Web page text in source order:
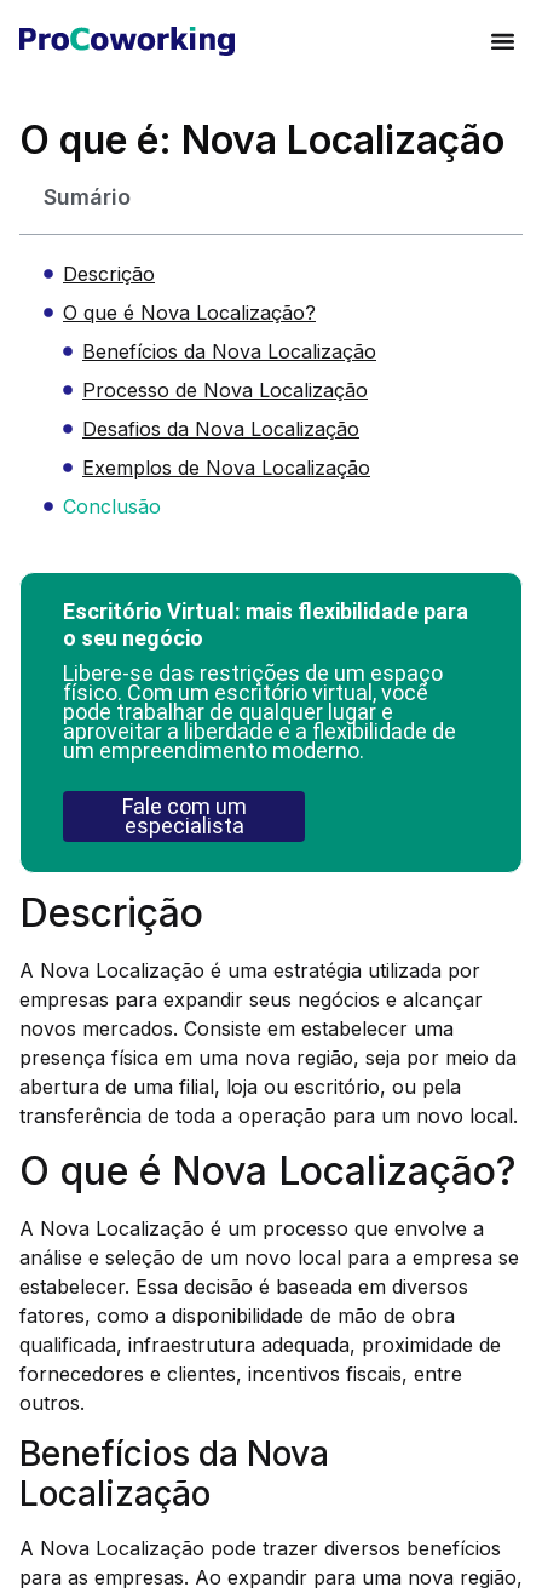
O que é: Nova Localização
Sumário
Descrição
O que é Nova Localização?
Benefícios da Nova Localização
Processo de Nova Localização
Desafios da Nova Localização
Exemplos de Nova Localização
Conclusão
Escritório Virtual: mais flexibilidade para
o seu negócio
Libere-se das restrições de um espaço
físico. Com um escritório virtual, você
pode trabalhar de qualquer lugar e
aproveitar a liberdade e a flexibilidade de
um empreendimento moderno.
Fale com um
especialista
Descrição
A Nova Localização é uma estratégia utilizada por
empresas para expandir seus negócios e alcançar
novos mercados. Consiste em estabelecer uma
presença física em uma nova região, seja por meio da
abertura de uma filial, loja ou escritório, ou pela
transferência de toda a operação para um novo local.
O que é Nova Localização?
A Nova Localização é um processo que envolve a
análise e seleção de um novo local para a empresa se
estabelecer. Essa decisão é baseada em diversos
fatores, como a disponibilidade de mão de obra
qualificada, infraestrutura adequada, proximidade de
fornecedores e clientes, incentivos fiscais, entre
outros.
Benefícios da Nova
Localização
A Nova Localização pode trazer diversos benefícios
para as empresas. Ao expandir para uma nova região,